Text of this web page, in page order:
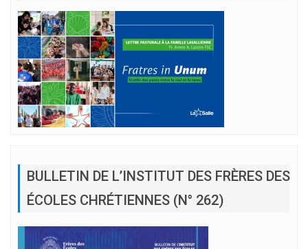
BULLETIN DE L’INSTITUT DES FRÈRES DES
ÉCOLES CHRÉTIENNES (N° 262)